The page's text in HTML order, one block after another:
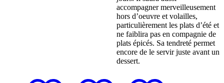
accompagner merveilleusement
hors d’oeuvre et volailles,
particulièrement les plats d’été et
ne faiblira pas en compagnie de
plats épicés. Sa tendreté permet
encore de le servir juste avant un
dessert.